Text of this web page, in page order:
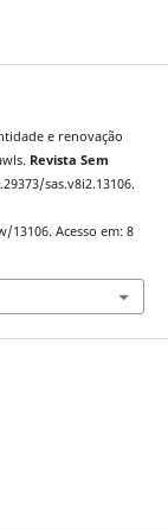
e renovação
Revista Sem
sas.v8i2.13106.
Acesso em: 8